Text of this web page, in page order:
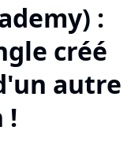
:
créé
autre
!